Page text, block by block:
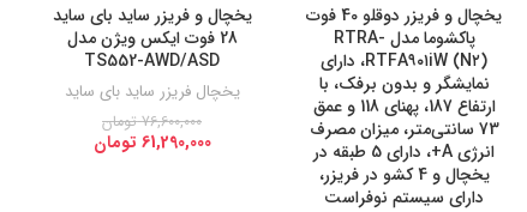
یخچال و فریزر دوقلو 40 فوت
پاکشوما مدل RTRA-
RTFA۹۰۱iW (N۲)، دارای
نمایشگر و بدون برفک، با
ارتفاع 187، پهنای 118 و عمق
73 سانتی‌متر، میزان مصرف
انرژی A+، دارای 5 طبقه در
یخچال و 4 کشو در فریزر،
دارای سیستم نوفراست
یخچال و فریزر ساید بای ساید
28 فوت ایکس ویژن مدل
TS552-AWD/ASD
یخچال فریزر ساید بای ساید
76,600,000 تومان
61,290,000 تومان